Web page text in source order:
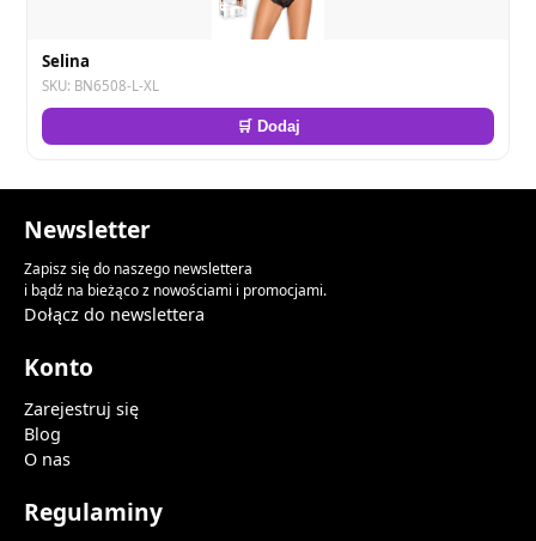
Selina
SKU: BN6508-L-XL
🛒 Dodaj
Newsletter
Zapisz się do naszego newslettera
i bądź na bieżąco z nowościami i promocjami.
Dołącz do newslettera
Konto
Zarejestruj się
Blog
O nas
Regulaminy